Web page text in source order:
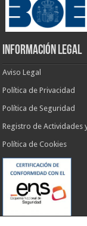
INFORMACIÓN LEGAL
Aviso Legal
Política de Privacidad
Política de Seguridad
Registro de Actividades
Política de Cookies